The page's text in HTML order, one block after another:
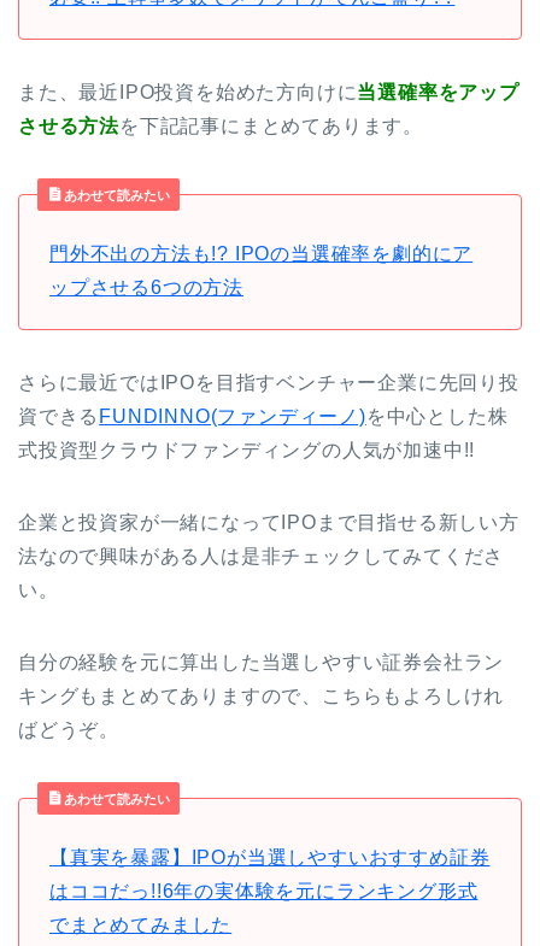
また、最近IPO投資を始めた方向けに当選確率をアップ
させる方法を下記記事にまとめてあります。
あわせて読みたい
門外不出の方法も!? IPOの当選確率を劇的にア
ップさせる6つの方法
さらに最近ではIPOを目指すベンチャー企業に先回り投
資できる FUNDINNO(ファンディーノ)を中心とした株
式投資型クラウドファンディングの人気が加速中!!
企業と投資家が一緒になってIPOまで目指せる新しい方
法なので興味がある人は是非チェックしてみてくださ
い。
自分の経験を元に算出した当選しやすい証券会社ラン
キングもまとめてありますので、こちらもよろしけれ
ばどうぞ。
あわせて読みたい
【真実を暴露】IPOが当選しやすいおすすめ証券
はココだっ!!6年の実体験を元にランキング形式
でまとめてみました